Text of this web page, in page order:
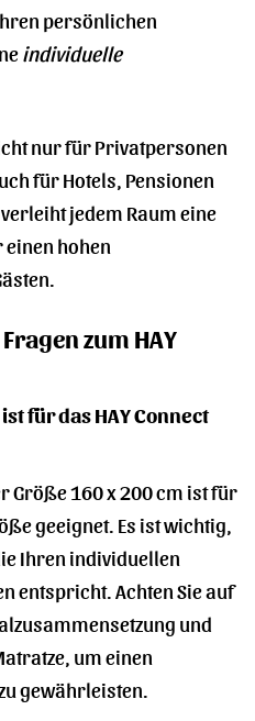
persönlichen
individuelle
nur für Privatpersonen
für Hotels, Pensionen
jedem Raum eine
hohen
zum HAY
für das HAY Connect
Größe 160 x 200 cm ist für
geeignet. Es ist wichtig,
Ihren individuellen
entspricht. Achten Sie auf
und
um einen
gewährleisten.